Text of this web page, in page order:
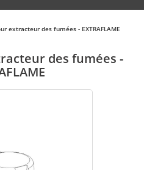
extracteur des fumées - EXTRAFLAME
des fumées -